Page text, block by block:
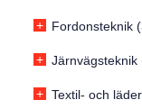
+ Fordonsteknik
+ Järnvägsteknik
+ Textil- och